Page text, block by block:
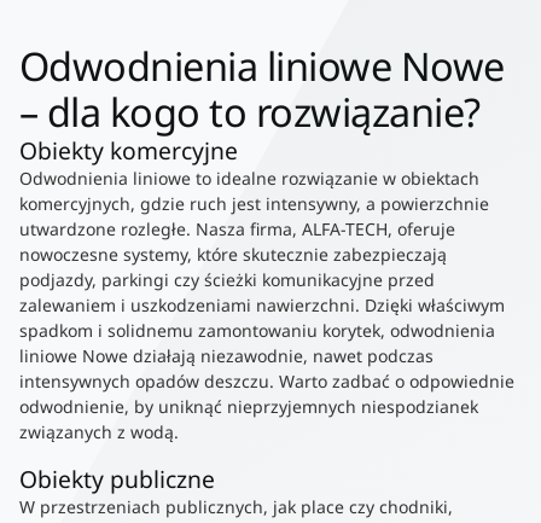
Odwodnienia liniowe Nowe
– dla kogo to rozwiązanie?
Obiekty komercyjne
Odwodnienia liniowe to idealne rozwiązanie w obiektach
komercyjnych, gdzie ruch jest intensywny, a powierzchnie
utwardzone rozległe. Nasza firma, ALFA-TECH, oferuje
nowoczesne systemy, które skutecznie zabezpieczają
podjazdy, parkingi czy ścieżki komunikacyjne przed
zalewaniem i uszkodzeniami nawierzchni. Dzięki właściwym
spadkom i solidnemu zamontowaniu korytek, odwodnienia
liniowe Nowe działają niezawodnie, nawet podczas
intensywnych opadów deszczu. Warto zadbać o odpowiednie
odwodnienie, by uniknąć nieprzyjemnych niespodzianek
związanych z wodą.
Obiekty publiczne
W przestrzeniach publicznych, jak place czy chodniki,